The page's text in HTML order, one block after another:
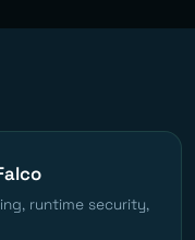
runtime security,